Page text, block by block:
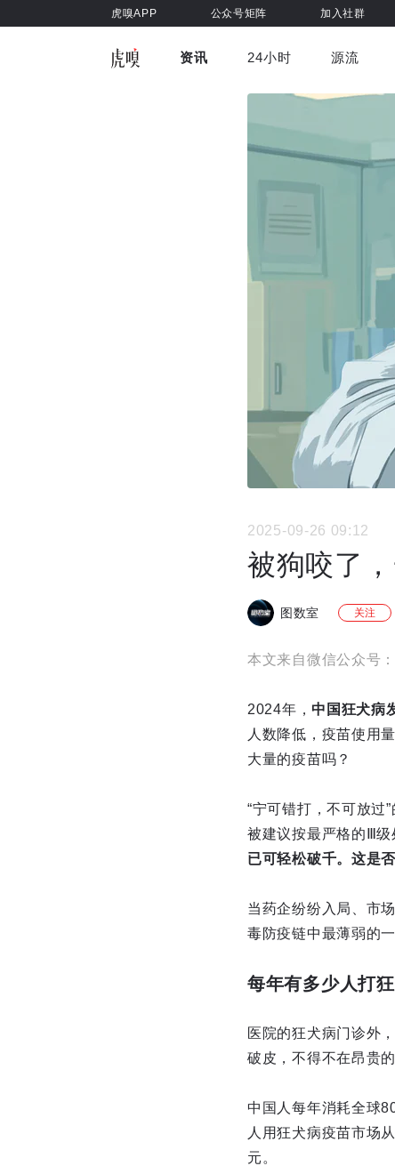
虎嗅APP 公众号矩阵 加入社群
资讯
车与出行
24小时 源流
2025-09-26 09:12
被狗咬了
图数室 关注
本文来自微信公众号：
2024年，中国狂犬病
人数降低，疫苗使用
大量的疫苗吗？
“宁可错打，不可放过
被建议按最严格的Ⅲ级
已可轻松破千。这是
当药企纷纷入局、市
毒防疫链中最薄弱的
每年有多少人打
医院的狂犬病门诊外
破皮，不得不在昂贵
中国人每年消耗全球
人用狂犬病疫苗市场
元。